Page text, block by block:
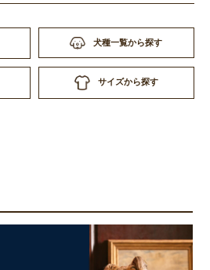
犬種一覧から探す
サイズから探す